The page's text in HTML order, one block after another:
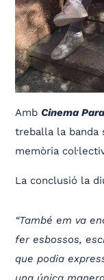
Amb Cinema
treballa la banda
memòria
La conclusió la
“També em va
fer esbossos,
que podia